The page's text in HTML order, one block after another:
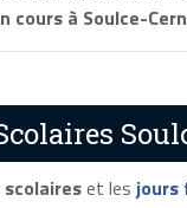
cours à Soulce-
et les jours